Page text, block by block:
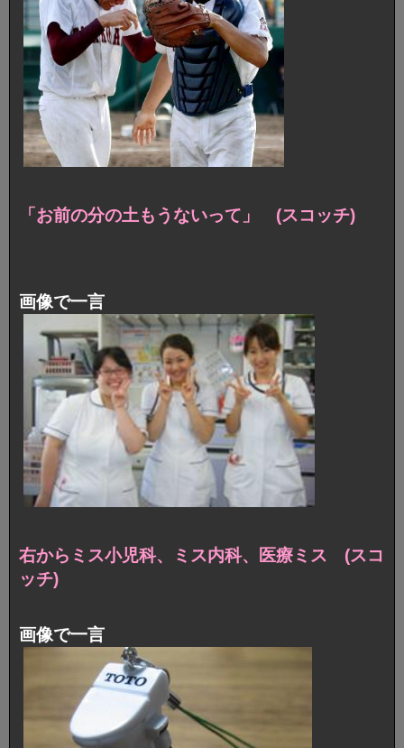
「お前の分の土もうないって」 (スコッチ)
画像で一言
右からミス小児科、ミス内科、医療ミス (スコ
ッチ)
画像で一言